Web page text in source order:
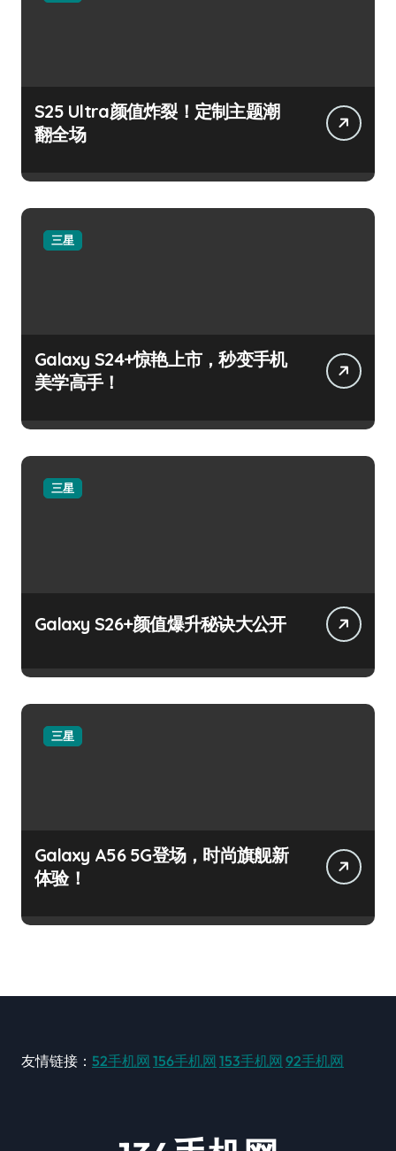
S25 Ultra颜值炸裂！定制主题潮
翻全场
三星
Galaxy S24+惊艳上市，秒变手机
美学高手！
三星
Galaxy S26+颜值爆升秘诀大公开
三星
Galaxy A56 5G登场，时尚旗舰新
体验！
友情链接： 52手机网 156手机网 153手机网 92手机网